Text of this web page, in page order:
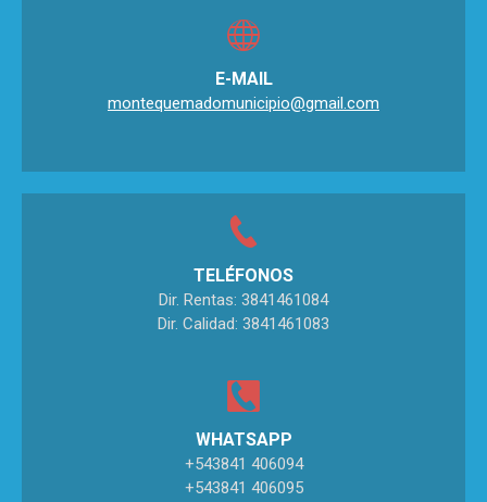
E-MAIL
montequemadomunicipio@gmail.com
TELÉFONOS
Dir. Rentas: 3841461084
Dir. Calidad: 3841461083
WHATSAPP
+543841 406094
+543841 406095